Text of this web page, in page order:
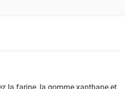
la farine, la gomme xanthane et